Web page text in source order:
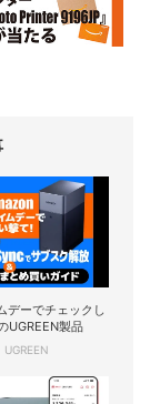
デーでチェックし
UGREEN製品
UGREEN